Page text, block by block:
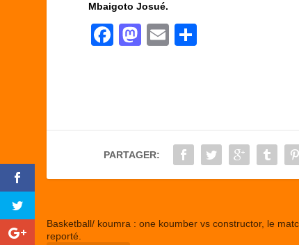
Mbaigoto Josué.
F
b
o
M
d
o
E
er
PARTAGER:
Basketball/ koumra : one koumber vs constructor, le
reporté.